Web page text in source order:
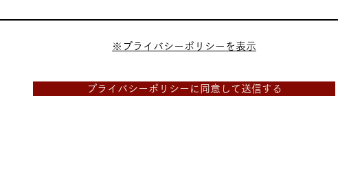
※プライバシーポリシーを表示
プライバシーポリシーに同意して送信する